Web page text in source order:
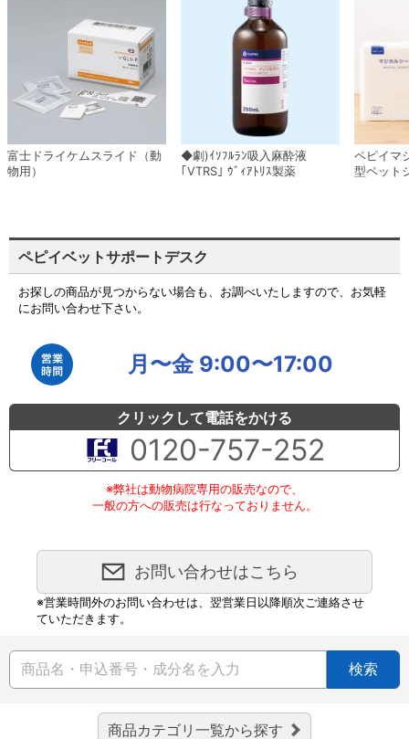
富士ドライケムスライド（動
物用）
◆劇)ｲｿﾌﾙﾗﾝ吸入麻酔液
｢VTRS｣ ｳﾞｨｱﾄﾘｽ製薬
ペピイマ
型ペット
ペピイベットサポートデスク
お探しの商品が見つからない場合も、お調べいたしますので、お気軽
にお問い合わせ下さい。
月〜金 9:00〜17:00
クリックして電話をかける
0120-757-252
※弊社は動物病院専用の販売なので、
一般の方への販売は行なっておりません。
お問い合わせはこちら
※営業時間外のお問い合わせは、翌営業日以降順次ご連絡させ
ていただきます。
検索
商品カテゴリ一覧から探す